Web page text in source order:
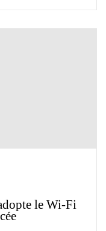
le Wi-Fi